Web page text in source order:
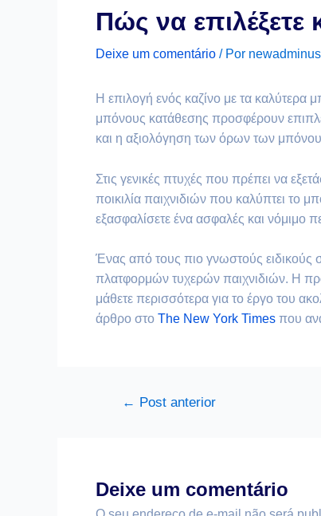
Πώς να επιλέξετε
Deixe um comentário / Por
Η επιλογή ενός καζίνο με τα καλύτερα
μπόνους κατάθεσης προσφέρουν
και η αξιολόγηση των όρων των
Στις γενικές πτυχές που πρέπει να
ποικιλία παιχνιδιών που καλύπτει το
εξασφαλίσετε ένα ασφαλές και νόμιμο
Ένας από τους πιο γνωστούς ειδικούς
πλατφορμών τυχερών παιχνιδιών. Η
μάθετε περισσότερα για το έργο του
άρθρο στο The New York Times που
← Post anterior
Deixe um comentário